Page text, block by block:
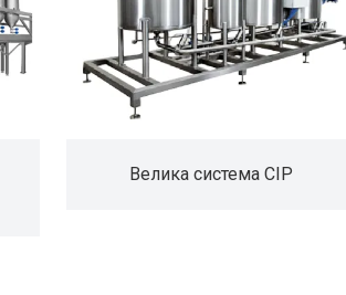
Велика система CIP